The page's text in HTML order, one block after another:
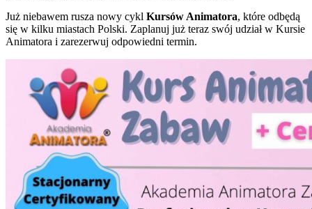
Już niebawem rusza nowy cykl Kursów Animatora, które odbędą
się w kilku miastach Polski. Zaplanuj już teraz swój udział w Kursie
Animatora i zarezerwuj odpowiedni termin.